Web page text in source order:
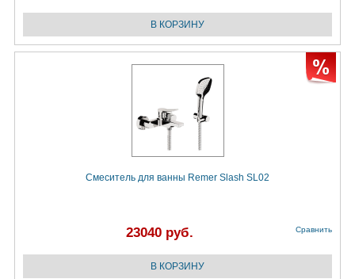
Смеситель для ванны Remer Slash SL02
23040 руб. Сравнить